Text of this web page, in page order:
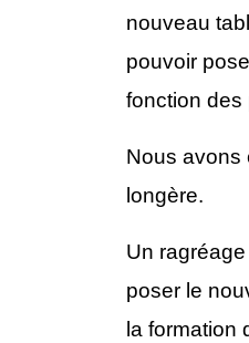
nouveau
pouvoir
fonction des
Nous avons
longère.
Un
poser le
la formation